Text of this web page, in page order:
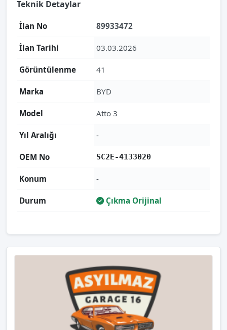
Teknik Detaylar
İlan No 89933472
İlan Tarihi 03.03.2026
Görüntülenme 41
Marka BYD
Model Atto 3
Yıl Aralığı -
OEM No SC2E-4133020
Konum -
Durum Çıkma Orijinal